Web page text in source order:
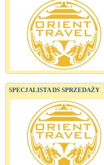
SPECJALISTA DS SPRZEDAŻY